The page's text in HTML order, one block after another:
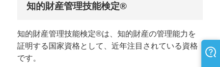
知的財産管理技能検定®
知的財産管理技能検定®は、知的財産の管理能力を
証明する国家資格として、近年注目されている資格
です。